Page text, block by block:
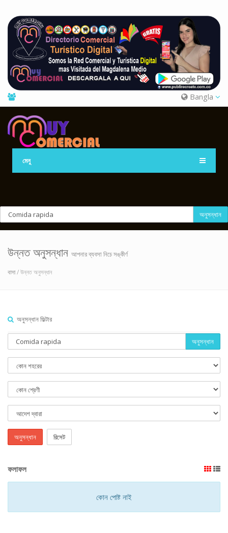
Bangla
মেনু
অনুসন্ধান
উন্নত অনুসন্ধান আপনার ব্যবসা নিচে সঙ্কীর্ণ
বাসা/ উন্নত অনুসন্ধান
অনুসন্ধান ফিল্টার
অনুসন্ধান
অনুসন্ধান রিসেট
ফলাফল
কোন পোষ্ট নাই